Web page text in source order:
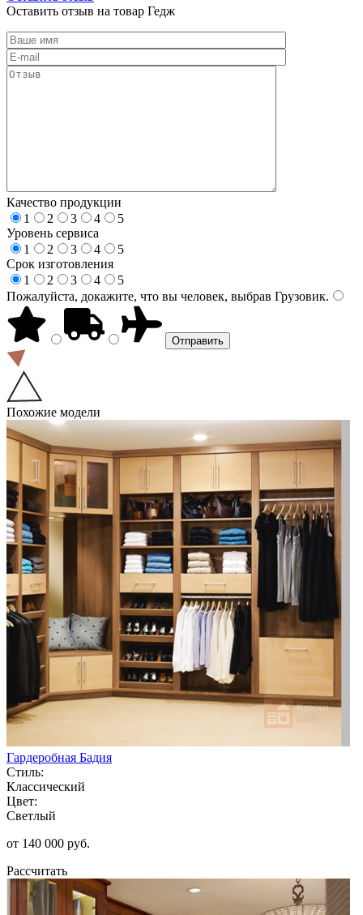
Оставить отзыв на товар Гедж
Качество продукции
1
2 3 4
5
Уровень сервиса
1
2 3 4
5
Срок изготовления
1
2 3 4
5
Пожалуйста, докажите, что вы человек, выбрав Грузовик.
Похожие модели
Гардеробная Бадия
Стиль:
Классический
Цвет:
Светлый
от 140 000 руб.
Рассчитать